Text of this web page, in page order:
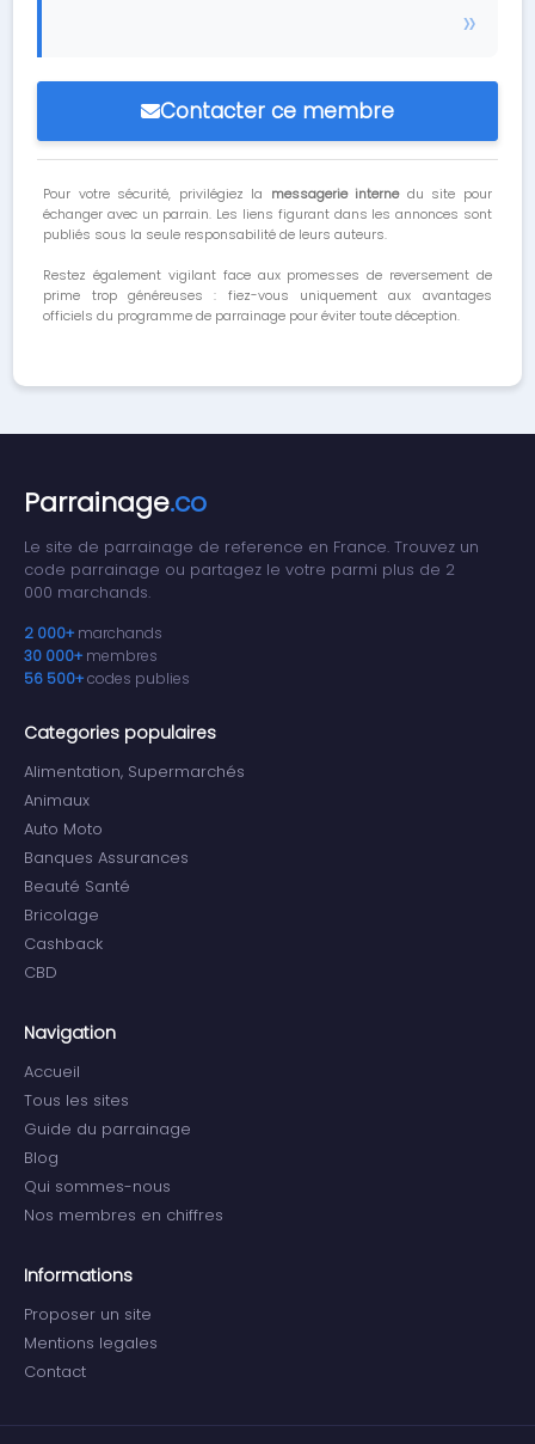
Contacter ce membre
Pour votre sécurité, privilégiez la messagerie internedu site pour
échanger avec un parrain. Les liens figurant dans les annonces sont
publiés sous la seule responsabilité de leurs auteurs.
Restez également vigilant face aux promesses de reversement de
prime trop généreuses : fiez-vous uniquement aux avantages
officiels du programme de parrainage pour éviter toute déception.
Parrainage.co
Le site de parrainage de reference en France. Trouvez un
code parrainage ou partagez le votre parmi plus de 2
000 marchands.
2 000+ marchands
30 000+ membres
56 500+codes publies
Categories populaires
Alimentation, Supermarchés
Animaux
Auto Moto
Banques Assurances
Beauté Santé
Bricolage
Cashback
CBD
Navigation
Accueil
Tous les sites
Guide du parrainage
Blog
Qui sommes-nous
Nos membres en chiffres
Informations
Proposer un site
Mentions legales
Contact